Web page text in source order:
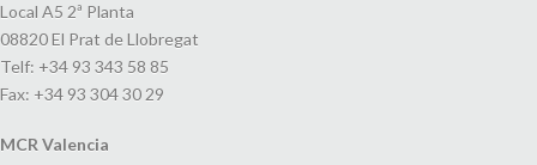
Local A5 2ª Planta
08820 El Prat de Llobregat
Telf: +34 93 343 58 85
Fax: +34 93 304 30 29
MCR Valencia